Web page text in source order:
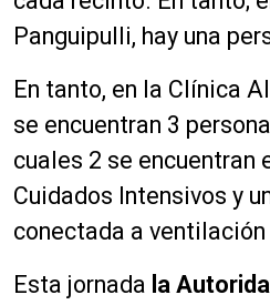
Panguipulli, hay una
En tanto, en la Clínica
se encuentran 3
cuales 2 se encuentran
Cuidados Intensivos y
conectada a
Esta jornada la